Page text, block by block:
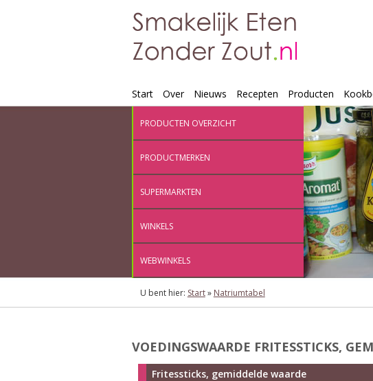
Start Over Nieuws Recepten Producten
PRODUCTEN OVERZICHT
PRODUCTMERKEN
SUPERMARKTEN
WINKELS
WEBWINKELS
U bent hier: Start» Natriumtabel
VOEDINGSWAARDE FRITESSTICKS,
Fritessticks, gemiddelde waarde